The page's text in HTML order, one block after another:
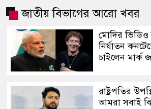
জাতীয় বিভাগের আরো খবর
মোদির
নির্যাতন
চাইলেন মার্ক
রাষ্ট্রপতির
আমরা সবাই